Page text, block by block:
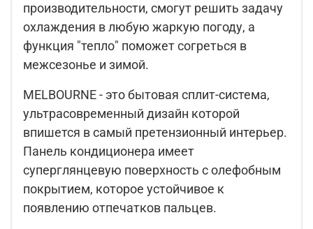
производительности, смогут решить задачу
охлаждения в любую жаркую погоду, а
функция "тепло" поможет согреться в
межсезонье и зимой.
MELBOURNE - это бытовая сплит-система,
ультрасовременный дизайн которой
впишется в самый претензионный интерьер.
Панель кондиционера имеет
суперглянцевую поверхность с олефобным
покрытием, которое устойчивое к
появлению отпечатков пальцев.